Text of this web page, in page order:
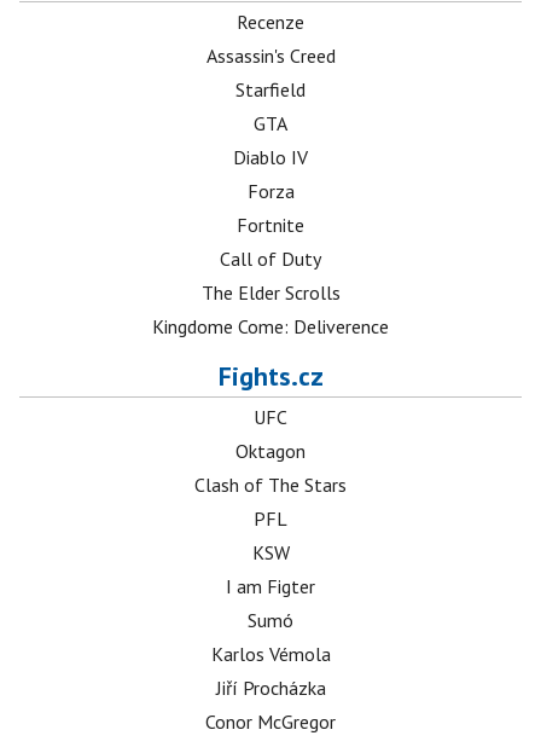
Recenze
Assassin's Creed
Starfield
GTA
Diablo IV
Forza
Fortnite
Call of Duty
The Elder Scrolls
Kingdome Come: Deliverence
Fights.cz
UFC
Oktagon
Clash of The Stars
PFL
KSW
I am Figter
Sumó
Karlos Vémola
Jiří Procházka
Conor McGregor